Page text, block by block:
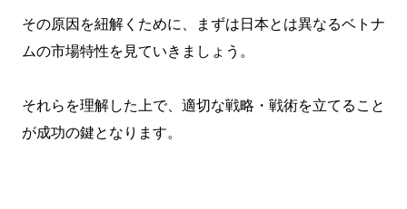
その原因を紐解くために、まずは日本とは異なるベトナ
ムの市場特性を見ていきましょう。
それらを理解した上で、適切な戦略・戦術を立てること
が成功の鍵となります。